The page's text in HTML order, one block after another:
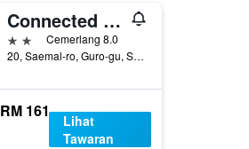
Connected Hotel Guro
2 bintangCemerlang 8.0
20, Saemal-ro, Guro-gu, Seoul, Korea Selatan
RM 161
Lihat
Tawaran